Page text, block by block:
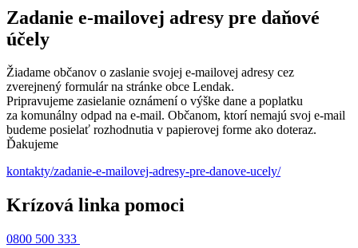
Zadanie e-mailovej adresy pre daňové
účely
Žiadame občanov o zaslanie svojej e-mailovej adresy cez
zverejnený formulár na stránke obce Lendak.
Pripravujeme zasielanie oznámení o výške dane a poplatku
za komunálny odpad na e-mail. Občanom, ktorí nemajú svoj e-mail
budeme posielať rozhodnutia v papierovej forme ako doteraz.
Ďakujeme
kontakty/zadanie-e-mailovej-adresy-pre-danove-ucely/
Krízová linka pomoci
0800 500 333